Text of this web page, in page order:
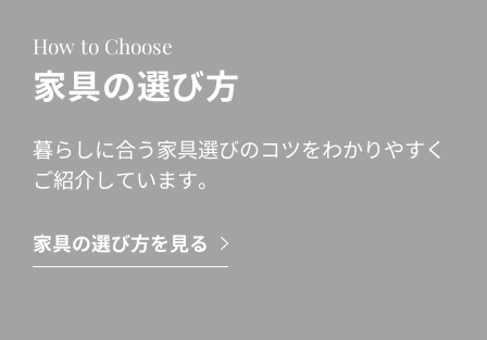
How to Choose
家具の選び方
暮らしに合う家具選びのコツをわかりやすく
ご紹介しています。
家具の選び方を見る